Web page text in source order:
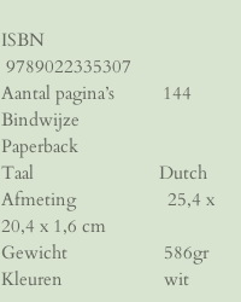
ISBN
9789022335307
Aantal pagina’s 144
Bindwijze
Paperback
Taal Dutch
Afmeting 25,4 x
20,4 x 1,6 cm
Gewicht 586gr
Kleuren wit